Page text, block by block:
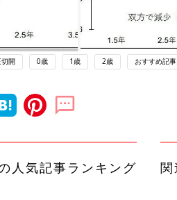
開 0歳 1歳 2歳 おすすめ記事
人気記事ランキング